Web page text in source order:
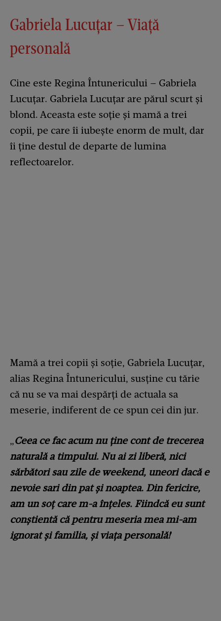
Gabriela Lucuțar – Viață
personală
Cine este Regina Întunericului – Gabriela
Lucuțar. Gabriela Lucuțar are părul scurt și
blond. Aceasta este soție și mamă a trei
copii, pe care îi iubește enorm de mult, dar
îi ține destul de departe de lumina
reflectoarelor.
Mamă a trei copii și soție, Gabriela Lucuțar,
alias Regina Întunericului, susține cu tărie
că nu se va mai despărți de actuala sa
meserie, indiferent de ce spun cei din jur.
„Ceea ce fac acum nu ține cont de trecerea
naturală a timpului. Nu ai zi liberă, nici
sărbători sau zile de weekend, uneori dacă e
nevoie sari din pat și noaptea. Din fericire,
am un soț care m-a înțeles. Fiindcă eu sunt
conștientă că pentru meseria mea mi-am
ignorat și familia, și viața personală!'